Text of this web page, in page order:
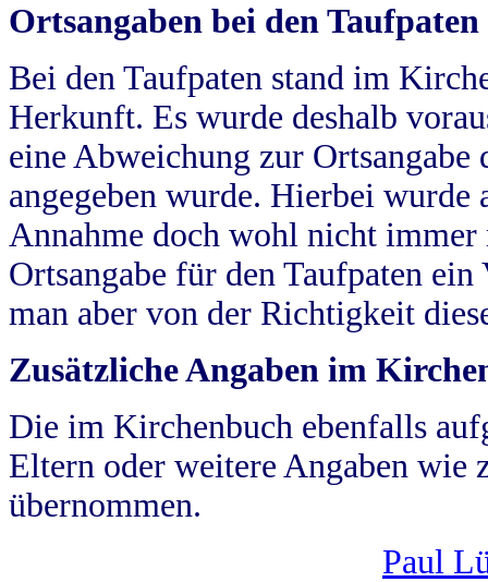
Ortsangaben bei den Taufpaten
Bei den Taufpaten stand im
Herkunft. Es wurde deshalb
eine Abweichung zur
angegeben wurde. Hierbei wurde
Annahme doch wohl nicht
Ortsangabe für den Taufpaten
man aber von der Richtigkeit
Zusätzliche Angaben im
Die im Kirchenbuch ebenfalls
Eltern oder weitere Angaben wie
übernommen.
Paul